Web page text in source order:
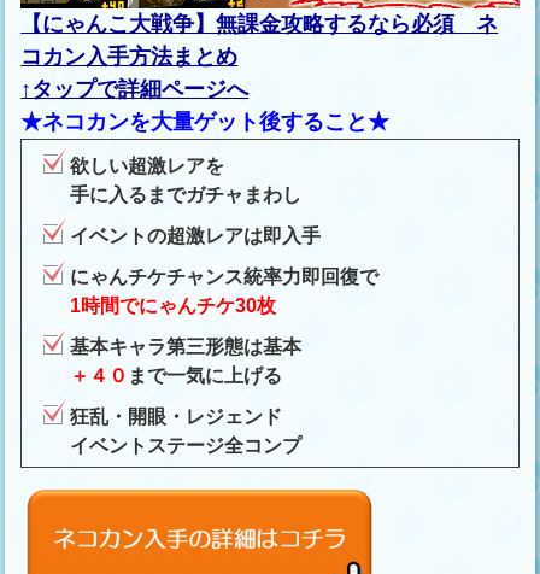
【にゃんこ大戦争】無課金攻略するなら必須 ネ
コカン入手方法まとめ
↑タップで詳細ページへ
★ネコカンを大量ゲット後すること★
欲しい超激レアを
手に入るまでガチャまわし
イベントの超激レアは即入手
にゃんチケチャンス統率力即回復で
1時間でにゃんチケ30枚
基本キャラ第三形態は基本
＋４０ まで一気に上げる
狂乱・開眼・レジェンド
イベントステージ全コンプ